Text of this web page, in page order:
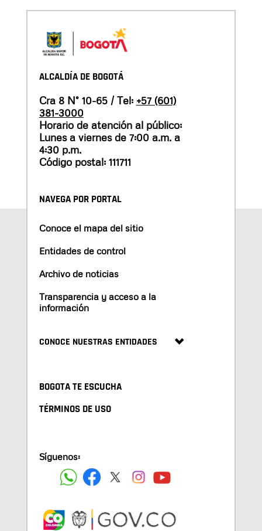
ALCALDÍA DE BOGOTÁ
Cra 8 N° 10-65 / Tel: +57 (601)
381-3000
Horario de atención al público:
Lunes a viernes de 7:00 a.m. a
4:30 p.m.
Código postal: 111711
NAVEGA POR PORTAL
Conoce el mapa del sitio
Entidades de control
Archivo de noticias
Transparencia y acceso a la
información
CONOCE NUESTRAS ENTIDADES
BOGOTA TE ESCUCHA
TÉRMINOS DE USO
Síguenos: